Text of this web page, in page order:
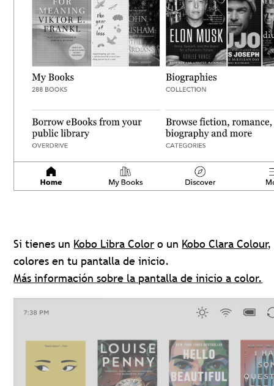
Si tienes un Kobo Libra Color o un Kobo Clara Colour,
colores en tu pantalla de inicio.
Más información sobre la pantalla de inicio a color.